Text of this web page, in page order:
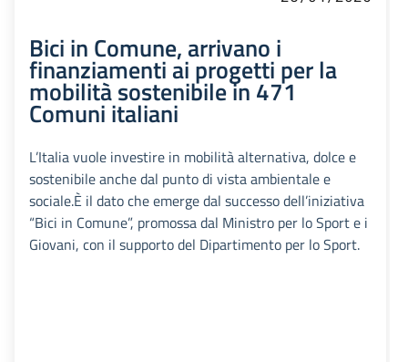
Bici in Comune, arrivano i
finanziamenti ai progetti per la
mobilità sostenibile in 471
Comuni italiani
L’Italia vuole investire in mobilità alternativa, dolce e
sostenibile anche dal punto di vista ambientale e
sociale.È il dato che emerge dal successo dell’iniziativa
“Bici in Comune”, promossa dal Ministro per lo Sport e i
Giovani, con il supporto del Dipartimento per lo Sport.